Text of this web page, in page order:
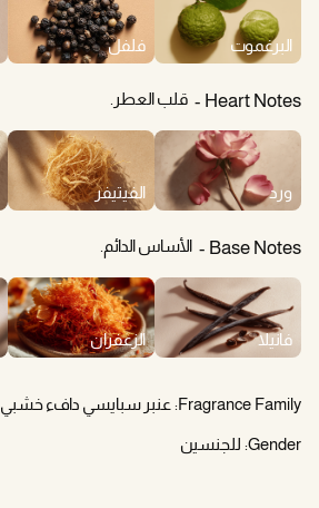
البرغموت فلفل
Heart Notes قلب العطر.
ورد الفيتيفر
Base Notes الأساس الدائم.
فانيلا الزعفران
Fragrance Family: عنبر سبايسي دافء خشبي
Gender: للجنسين